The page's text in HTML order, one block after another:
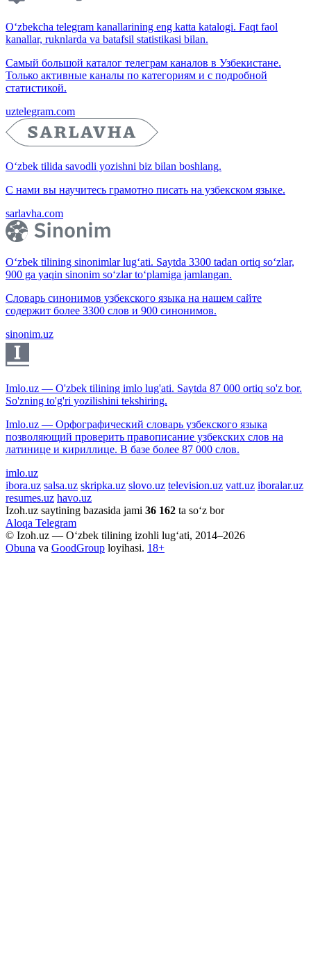
O‘zbekcha telegram kanallarining eng katta katalogi. Faqt faol
kanallar, ruknlarda va batafsil statistikasi bilan.
Самый большой каталог телеграм каналов в Узбекистане.
Только активные каналы по категориям и с подробной
статистикой.
uztelegram.com
O‘zbek tilida savodli yozishni biz bilan boshlang.
С нами вы научитесь грамотно писать на узбекском языке.
sarlavha.com
O‘zbek tilining sinonimlar lug‘ati. Saytda 3300 tadan ortiq so‘zlar,
900 ga yaqin sinonim so‘zlar to‘plamiga jamlangan.
Словарь синонимов узбекского языка на нашем сайте
содержит более 3300 слов и 900 синонимов.
sinonim.uz
Imlo.uz — O'zbek tilining imlo lug'ati. Saytda 87 000 ortiq so'z bor.
So'zning to'g'ri yozilishini tekshiring.
Imlo.uz — Орфографический словарь узбекского языка
позволяющий проверить правописание узбекских слов на
латинице и кириллице. В базе более 87 000 слов.
imlo.uz
ibora.uz salsa.uz skripka.uz slovo.uz television.uz vatt.uz iboralar.uz
resumes.uz havo.uz
Izoh.uz saytining bazasida jami 36 162 ta so‘z bor
Aloqa Telegram
© Izoh.uz — O‘zbek tilining izohli lug‘ati, 2014–2026
Obuna va GoodGroup loyihasi. 18+